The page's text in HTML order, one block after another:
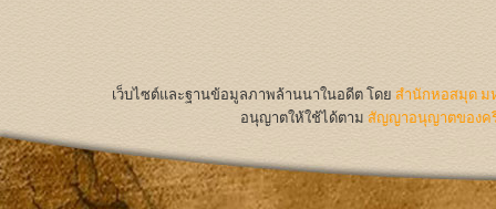
เว็บไซต์และฐานข้อมูลภาพล้านนาในอดีต โดย สำนักหอสมุด ม
อนุญาตให้ใช้ได้ตาม สัญญาอนุญาตของค